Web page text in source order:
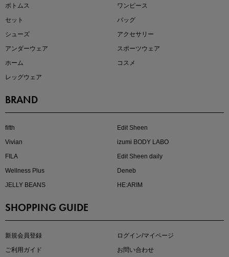
大人の着映えアイテム5選
ボトムス
ワンピース
セット
バッグ
シューズ
アクセサリー
アンダーウェア
スポーツウェア
ホーム
コスメ
レッグウェア
BRAND
fifth
Edit Sheen
Vivian
izumi BODY LABO
FILA
Edit Sheen daily
Wellness Plus
Deneb
JELLY BEANS
HE:ARIM
SHOPPING GUIDE
新規会員登録
ログイン/マイページ
ご利用ガイド
お問い合わせ